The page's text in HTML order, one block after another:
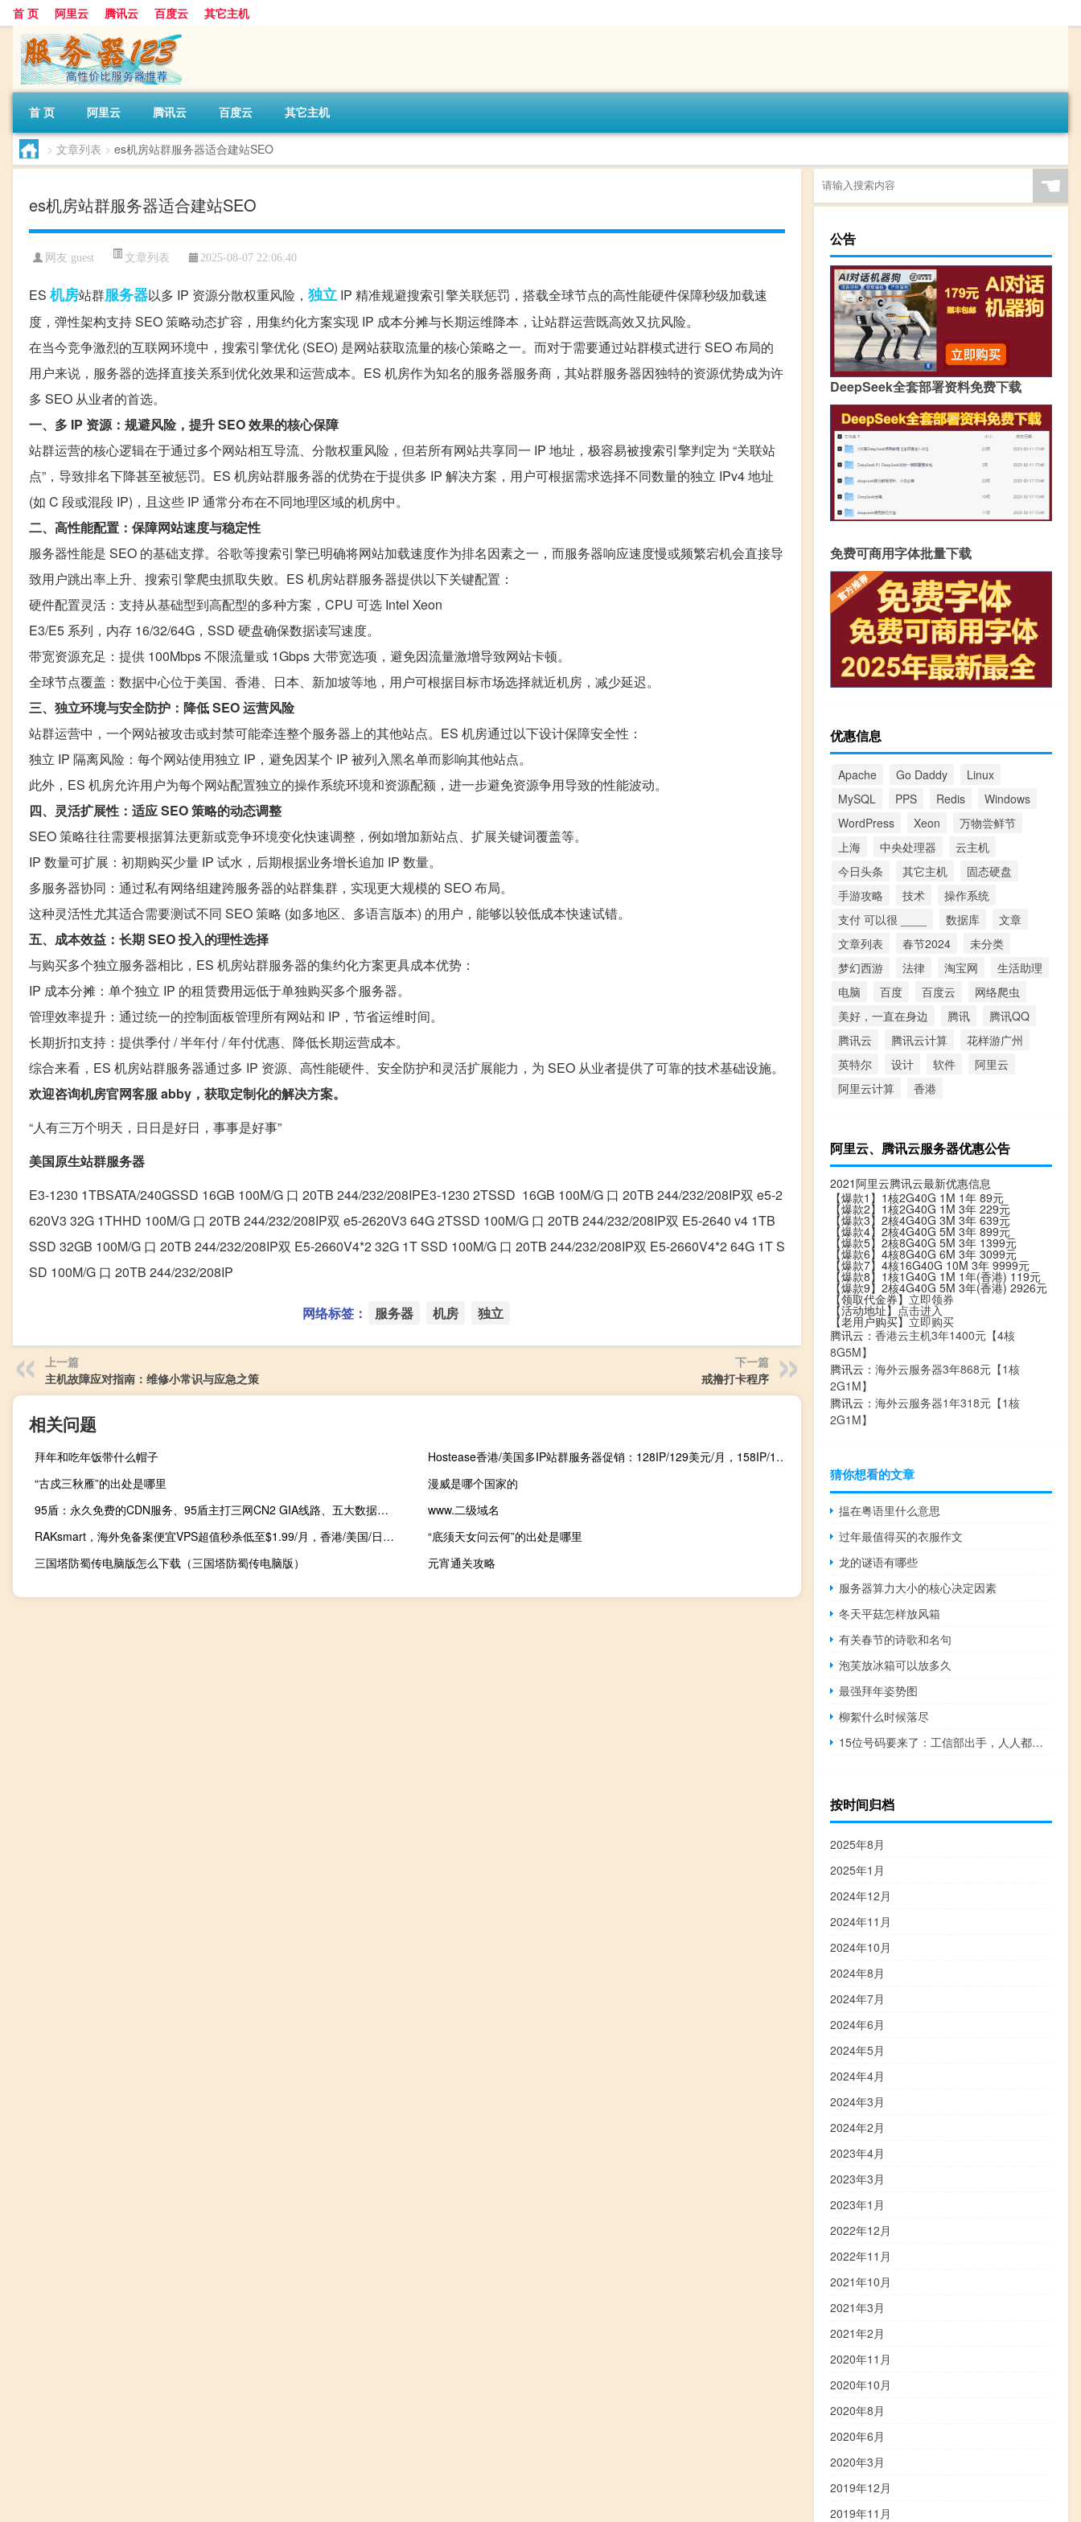
首 页 阿里云 腾讯云 百度云 其它主机
首 页 阿里云 腾讯云 百度云 其它主机
> 文章列表 > es机房站群服务器适合建站SEO
es机房站群服务器适合建站SEO
网友:guest 文章列表 2025-08-07 22:06:40
ES 机房站群服务器以多 IP 资源分散权重风险， 独立 IP 精准规避搜索引擎关联惩罚，搭载全球节点的高性能硬件保障秒级加载速
度，弹性架构支持 SEO 策略动态扩容，用集约化方案实现 IP 成本分摊与长期运维降本，让站群运营既高效又抗风险。
在当今竞争激烈的互联网环境中，搜索引擎优化 (SEO) 是网站获取流量的核心策略之一。而对于需要通过站群模式进行 SEO 布局的
用户来说，服务器的选择直接关系到优化效果和运营成本。ES 机房作为知名的服务器服务商，其站群服务器因独特的资源优势成为许
多 SEO 从业者的首选。
一、多 IP 资源：规避风险，提升 SEO 效果的核心保障
站群运营的核心逻辑在于通过多个网站相互导流、分散权重风险，但若所有网站共享同一 IP 地址，极容易被搜索引擎判定为 “关联站
点”，导致排名下降甚至被惩罚。ES 机房站群服务器的优势在于提供多 IP 解决方案，用户可根据需求选择不同数量的独立 IPv4 地址
(如 C 段或混段 IP)，且这些 IP 通常分布在不同地理区域的机房中。
二、高性能配置：保障网站速度与稳定性
服务器性能是 SEO 的基础支撑。谷歌等搜索引擎已明确将网站加载速度作为排名因素之一，而服务器响应速度慢或频繁宕机会直接导
致用户跳出率上升、搜索引擎爬虫抓取失败。ES 机房站群服务器提供以下关键配置：
硬件配置灵活：支持从基础型到高配型的多种方案，CPU 可选 Intel Xeon
E3/E5 系列，内存 16/32/64G，SSD 硬盘确保数据读写速度。
带宽资源充足：提供 100Mbps 不限流量或 1Gbps 大带宽选项，避免因流量激增导致网站卡顿。
全球节点覆盖：数据中心位于美国、香港、日本、新加坡等地，用户可根据目标市场选择就近机房，减少延迟。
三、独立环境与安全防护：降低 SEO 运营风险
站群运营中，一个网站被攻击或封禁可能牵连整个服务器上的其他站点。ES 机房通过以下设计保障安全性：
独立 IP 隔离风险：每个网站使用独立 IP，避免因某个 IP 被列入黑名单而影响其他站点。
此外，ES 机房允许用户为每个网站配置独立的操作系统环境和资源配额，进一步避免资源争用导致的性能波动。
四、灵活扩展性：适应 SEO 策略的动态调整
SEO 策略往往需要根据算法更新或竞争环境变化快速调整，例如增加新站点、扩展关键词覆盖等。
IP 数量可扩展：初期购买少量 IP 试水，后期根据业务增长追加 IP 数量。
多服务器协同：通过私有网络组建跨服务器的站群集群，实现更大规模的 SEO 布局。
这种灵活性尤其适合需要测试不同 SEO 策略 (如多地区、多语言版本) 的用户，能够以较低成本快速试错。
五、成本效益：长期 SEO 投入的理性选择
与购买多个独立服务器相比，ES 机房站群服务器的集约化方案更具成本优势：
IP 成本分摊：单个独立 IP 的租赁费用远低于单独购买多个服务器。
管理效率提升：通过统一的控制面板管理所有网站和 IP，节省运维时间。
长期折扣支持：提供季付 / 半年付 / 年付优惠、降低长期运营成本。
综合来看，ES 机房站群服务器通过多 IP 资源、高性能硬件、安全防护和灵活扩展能力，为 SEO 从业者提供了可靠的技术基础设施。
欢迎咨询机房官网客服 abby，获取定制化的解决方案。
“人有三万个明天，日日是好日，事事是好事”
美国原生站群服务器
E3-1230 1TBSATA/240GSSD 16GB 100M/G 口 20TB 244/232/208IPE3-1230 2TSSD 16GB 100M/G 口 20TB 244/232/208IP双 e5-2
620V3 32G 1THHD 100M/G 口 20TB 244/232/208IP双 e5-2620V3 64G 2TSSD 100M/G 口 20TB 244/232/208IP双 E5-2640 v4 1TB
SSD 32GB 100M/G 口 20TB 244/232/208IP双 E5-2660V4*2 32G 1T SSD 100M/G 口 20TB 244/232/208IP双 E5-2660V4*2 64G 1T S
SD 100M/G 口 20TB 244/232/208IP
网络标签： 服务器 机房 独立
上一篇
主机故障应对指南：维修小常识与应急之策
下一篇
戒撸打卡程序
相关问题
拜年和吃年饭带什么帽子
Hostease香港/美国多IP站群服务器促销：128IP/129美元/月，158IP/149美元/月
“古戍三秋雁”的出处是哪里
漫威是哪个国家的
95盾：永久免费的CDN服务、95盾主打三网CN2 GIA线路、五大数据流量清洗中心、无限防御不上限、抗D云WAF超过1000Gbps
www.二级域名
RAKsmart，海外免备案便宜VPS超值秒杀低至$1.99/月，香港/美国/日本机房，免费快照/免费备份，KVM虚拟/不限流量
“底须天女问云何”的出处是哪里
三国塔防蜀传电脑版怎么下载（三国塔防蜀传电脑版）
元宵通关攻略
☚
公告
DeepSeek全套部署资料免费下载
免费可商用字体批量下载
优惠信息
Apache Go Daddy
Linux
MySQL
PPS Redis
Windows
WordPress
Xeon
万物尝鲜节
上海
中央处理器
云主机
今日头条
其它主机
固态硬盘
手游攻略
技术
操作系统
支付 可以很 ____
数据库
文章
文章列表
春节2024
未分类
梦幻西游
法律 淘宝网
生活助理
电脑
百度 百度云
网络爬虫
美好，一直在身边
腾讯
腾讯QQ
腾讯云
腾讯云计算
花样游广州
英特尔
设计 软件
阿里云
阿里云计算
香港
阿里云、腾讯云服务器优惠公告
2021阿里云腾讯云最新优惠信息
【爆款1】1核2G40G 1M 1年 89元
【爆款2】1核2G40G 1M 3年 229元
【爆款3】2核4G40G 3M 3年 639元
【爆款4】2核4G40G 5M 3年 899元
【爆款5】2核8G40G 5M 3年 1399元
【爆款6】4核8G40G 6M 3年 3099元
【爆款7】4核16G40G 10M 3年 9999元
【爆款8】1核1G40G 1M 1年(香港) 119元
【爆款9】2核4G40G 5M 3年(香港) 2926元
【领取代金券】 立即领券
【活动地址】 点击进入
【老用户购买】立即购买
腾讯云： 香港云主机3年1400元【4核
8G5M】
腾讯云： 海外云服务器3年868元【1核
2G1M】
腾讯云： 海外云服务器1年318元【1核
2G1M】
猜你想看的文章
揾在粤语里什么意思
过年最值得买的衣服作文
龙的谜语有哪些
服务器算力大小的核心决定因素
冬天平菇怎样放风箱
有关春节的诗歌和名句
泡芙放冰箱可以放多久
最强拜年姿势图
柳絮什么时候落尽
15位号码要来了：工信部出手，人人都能用上！
按时间归档
2025年8月
2025年1月
2024年12月
2024年11月
2024年10月
2024年8月
2024年7月
2024年6月
2024年5月
2024年4月
2024年3月
2024年2月
2023年4月
2023年3月
2023年1月
2022年12月
2022年11月
2021年10月
2021年3月
2021年2月
2020年11月
2020年10月
2020年8月
2020年6月
2020年3月
2019年12月
2019年11月